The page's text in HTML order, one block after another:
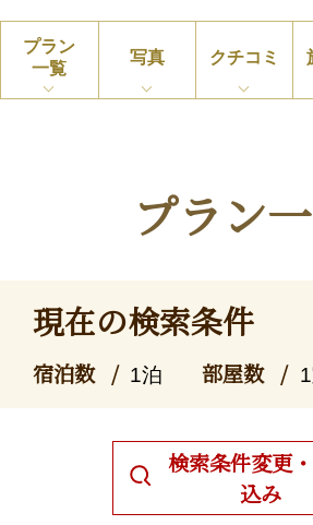
プラン
一覧
写真 クチコミ
プラン
現在の検索条件
宿泊数 1泊 部屋数
検索条件変更
込み